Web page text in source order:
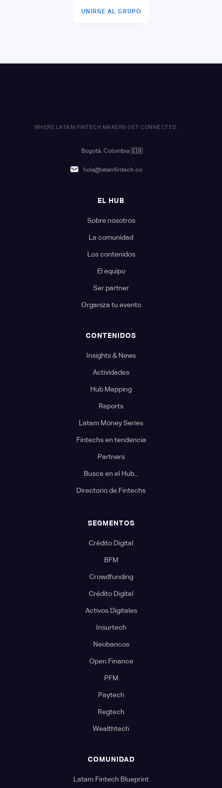
UNIRSE AL GRUPO
WHERE LATAM FINTECH MAKERS GET CONNECTED.
Bogotá, Colombia 🇨🇴
hola@latamfintech.co
EL HUB
Sobre nosotros
La comunidad
Los contenidos
El equipo
Ser partner
Organiza tu evento
CONTENIDOS
Insights & News
Actividades
Hub Mapping
Reports
Latam Money Series
Fintechs en tendencia
Partners
Busca en el Hub...
Directorio de Fintechs
SEGMENTOS
Crédito Digital
BFM
Crowdfunding
Crédito Digital
Activos Digitales
Insurtech
Neobancos
Open Finance
PFM
Paytech
Regtech
Wealthtech
COMUNIDAD
Latam Fintech Blueprint